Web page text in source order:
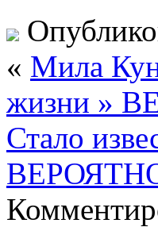
« Мила
жизни »
Стало